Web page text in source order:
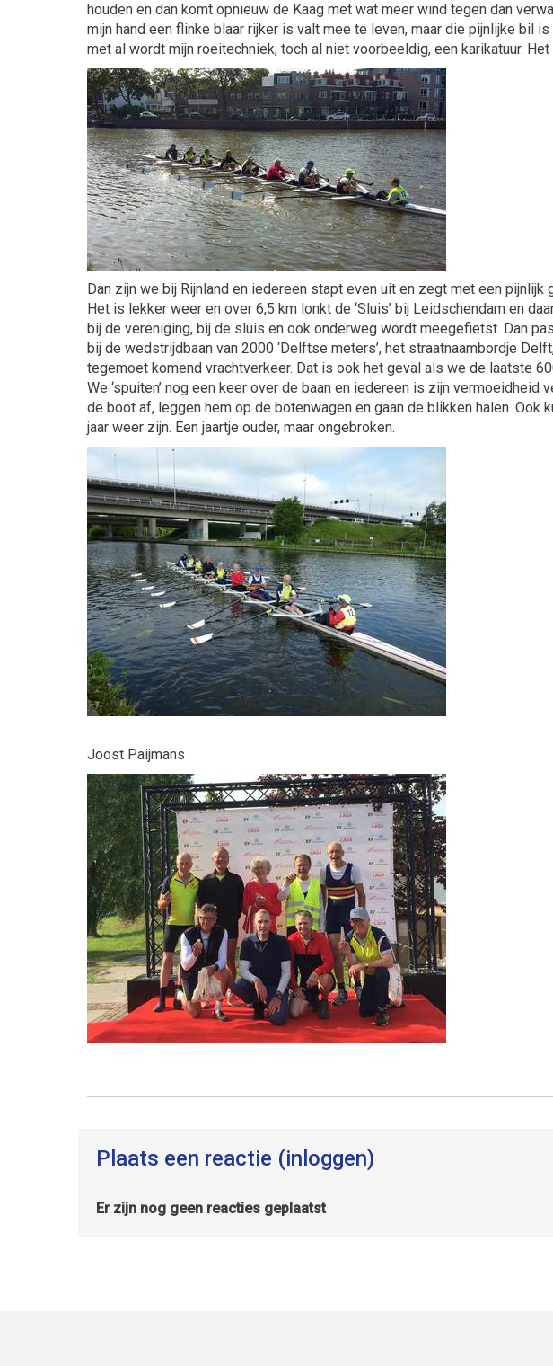
houden en dan komt opnieuw de Kaag met wat meer wind tegen dan
mijn hand een flinke blaar rijker is valt mee te leven, maar die pijnlijke bil
met al wordt mijn roeitechniek, toch al niet voorbeeldig, een karikatuur.
Dan zijn we bij Rijnland en iedereen stapt even uit en zegt met een
Het is lekker weer en over 6,5 km lonkt de ‘Sluis’ bij Leidschendam en
bij de vereniging, bij de sluis en ook onderweg wordt meegefietst. Dan
bij de wedstrijdbaan van 2000 ‘Delftse meters’, het straatnaambordje
tegemoet komend vrachtverkeer. Dat is ook het geval als we de laatste
We ‘spuiten’ nog een keer over de baan en iedereen is zijn vermoeidheid
de boot af, leggen hem op de botenwagen en gaan de blikken halen.
jaar weer zijn. Een jaartje ouder, maar ongebroken.
Joost Paijmans
Plaats een reactie (inloggen)
Er zijn nog geen reacties geplaatst